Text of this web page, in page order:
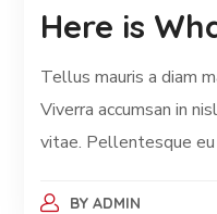
Here is
Tellus mauris a diam
Viverra accumsan in
vitae. Pellentesque
BY ADMIN